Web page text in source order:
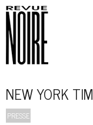
NEW YORK
PRESSE